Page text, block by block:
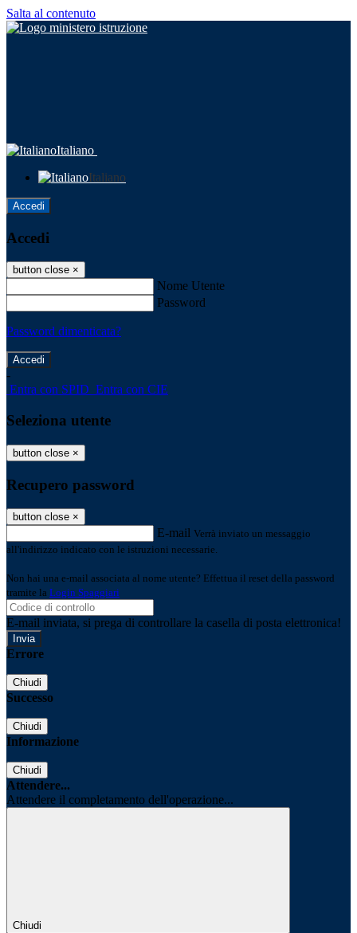
Salta al contenuto
Italiano
Italiano
Accedi
Accedi
button close ×
Nome Utente
Password
Password dimenticata?
-
Entra con SPID Entra con CIE
Seleziona utente
button close ×
Recupero password
button close ×
E-mail Verrà inviato un messaggio
all'indirizzo indicato con le istruzioni necessarie.
Non hai una e-mail associata al nome utente? Effettua il reset della password
tramite la Login Spaggiari
E-mail inviata, si prega di controllare la casella di posta elettronica!
Errore
Chiudi
Successo
Chiudi
Informazione
Chiudi
Attendere...
Attendere il completamento dell'operazione...
Chiudi